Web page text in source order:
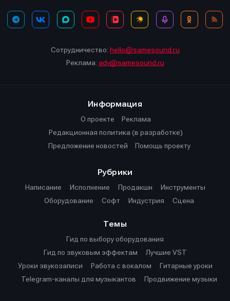
Сотрудничество: hello@samesound.ru
Реклама: adv@samesound.ru
Информация
О проекте
Реклама
Редакционная политика (в разработке)
Предложение новостей
Помощь проекту
Рубрики
Написание
Исполнение Продакшн
Инструменты
Оборудование
Софт Индустрия Сцена
Темы
Гид по выбору оборудования
Гид по звуковым эффектам
Лучшие VST
Уроки звукозаписи
Работа с вокалом
Гитарные уроки
Telegram-каналы для музыкантов
Продвижение музыки